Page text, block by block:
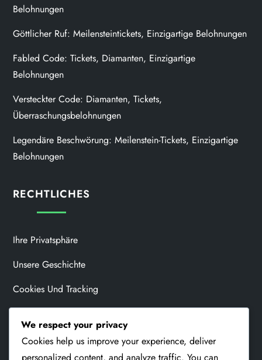
Belohnungen
Göttlicher Ruf: Meilensteintickets, Einzigartige Belohnungen
Fabled Code: Tickets, Diamanten, Einzigartige
Belohnungen
Versteckter Code: Diamanten, Tickets,
Überraschungsbelohnungen
Legendäre Beschwörung: Meilenstein-Tickets, Einzigartige
Belohnungen
RECHTLICHES
Ihre Privatsphäre
Unsere Geschichte
Cookies Und Tracking
Kontakt Aufnehmen
We respect your privacy
Cookies help us improve your experience, deliver
personalized content, and analyze traffic. You can